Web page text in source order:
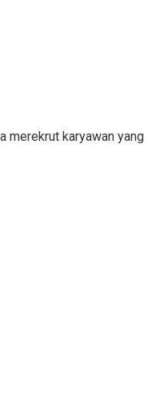
merekrut karyawan yang